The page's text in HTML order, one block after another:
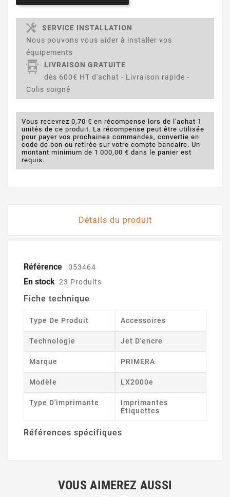
SERVICE INSTALLATION
Nous pouvons vous aider à installer vos
équipements
LIVRAISON GRATUITE
dès 600€ HT d'achat - Livraison rapide -
Colis soigné
Vous recevrez 0,70 € en récompense lors de l'achat 1
unités de ce produit. La récompense peut être utilisée
pour payer vos prochaines commandes, convertie en
code de bon ou retirée sur votre compte bancaire. Un
montant minimum de 1 000,00 € dans le panier est
requis.
Détails du produit
Référence 053464
En stock 23 Produits
Fiche technique
Type De Produit Accessoires
Technologie Jet D'encre
Marque PRIMERA
Modèle LX2000e
Type D'imprimante
Imprimantes
Étiquettes
Références spécifiques
VOUS AIMEREZ AUSSI